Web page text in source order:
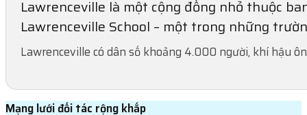
Lawrenceville là một cộng đồng nhỏ thuộc
Lawrenceville School – một trong những
Lawrenceville có dân số khoảng 4.000 người, khí hậu
Mạng lưới đối tác rộng khắp